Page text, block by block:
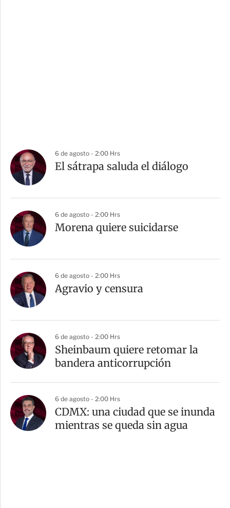
6 de agosto - 2:00 Hrs
El sátrapa saluda el diálogo
6 de agosto - 2:00 Hrs
Morena quiere suicidarse
6 de agosto - 2:00 Hrs
Agravio y censura
6 de agosto - 2:00 Hrs
Sheinbaum quiere retomar la
bandera anticorrupción
6 de agosto - 2:00 Hrs
CDMX: una ciudad que se inunda
mientras se queda sin agua